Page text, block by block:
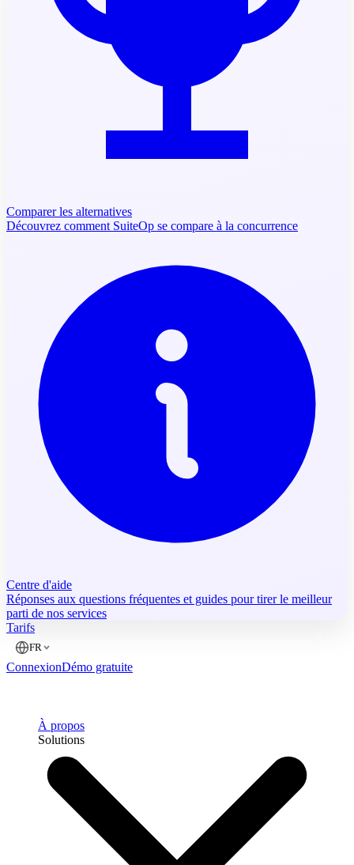
Comparer les alternatives
Découvrez comment SuiteOp se compare à la concurrence
Centre d'aide
Réponses aux questions fréquentes et guides pour tirer le meilleur
parti de nos services
Tarifs
FR
ConnexionDémo gratuite
À propos
Solutions